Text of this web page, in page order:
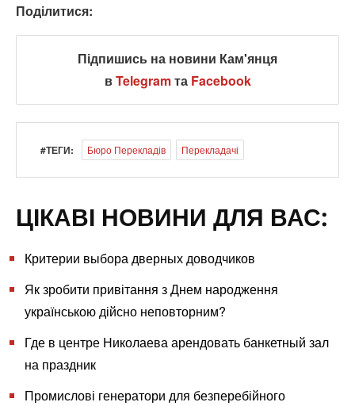
Поділитися:
Підпишись на новини Кам'янця
вTelegramта Facebook
#ТЕГИ: Бюро Перекладів Перекладачі
ЦІКАВІ НОВИНИ ДЛЯ ВАС:
Критерии выбора дверных доводчиков
Як зробити привітання з Днем народження
українською дійсно неповторним?
Где в центре Николаева арендовать банкетный зал
на праздник
Промислові генератори для безперебійного